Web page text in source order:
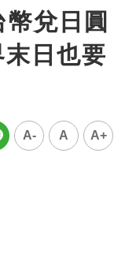
兌日圓
日也要
A- A A+